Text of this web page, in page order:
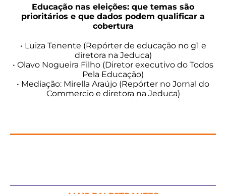
Educação nas eleições: que temas são
prioritários e que dados podem qualificar a
cobertura
• Luiza Tenente (Repórter de educação no g1 e
diretora na Jeduca)
• Olavo Nogueira Filho (Diretor executivo do Todos
Pela Educação)
• Mediação: Mirella Araújo (Repórter no Jornal do
Commercio e diretora na Jeduca)